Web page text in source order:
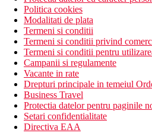
Politica cookies
Modalitati de plata
Termeni si conditii
Termeni si conditii privind
Termeni si conditii pentru
Campanii si regulamente
Vacante in rate
Drepturi principale in temeiul
Business Travel
Protectia datelor pentru paginile
Setari confidentialitate
Directiva EAA